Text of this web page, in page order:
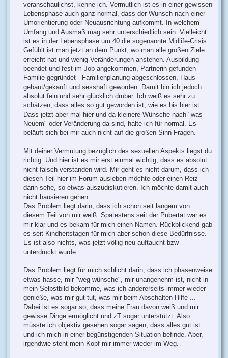
veranschaulichst, kenne ich. Vermutlich ist es in einer gewissen
Lebensphase auch ganz normal, dass der Wunsch nach einer
Umorientierung oder Neuausrichtung aufkommt. In welchem
Umfang und Ausmaß mag sehr unterschiedlich sein. Vielleicht
ist es in der Lebensphase um 40 die sogenannte Midlife-Crisis.
Gefühlt ist man jetzt an dem Punkt, wo man alle großen Ziele
erreicht hat und wenig Veränderungen anstehen. Ausbildung
beendet und fest im Job angekommen, Partnerin gefunden -
Familie gegründet - Familienplanung abgeschlossen, Haus
gebaut/gekauft und sesshaft geworden. Damit bin ich jedoch
absolut fein und sehr glücklich drüber. Ich weiß es sehr zu
schätzen, dass alles so gut geworden ist, wie es bis hier ist.
Dass jetzt aber mal hier und da kleinere Wünsche nach "was
Neuem" oder Veränderung da sind, halte ich für normal. Es
beläuft sich bei mir auch nicht auf die großen Sinn-Fragen.
Mit deiner Vermutung bezüglich des sexuellen Aspekts liegst du
richtig. Und hier ist es mir erst einmal wichtig, dass es absolut
nicht falsch verstanden wird. Mir geht es nicht darum, dass ich
diesen Teil hier im Forum ausleben möchte oder einen Reiz
darin sehe, so etwas auszudiskutieren. Ich möchte damit auch
nicht hausieren gehen.
Das Problem liegt darin, dass ich schon seit langem von
diesem Teil von mir weiß. Spätestens seit der Pubertät war es
mir klar und es bekam für mich einen Namen. Rückblickend gab
es seit Kindheitstagen für mich aber schon diese Bedürfnisse.
Es ist also nichts, was jetzt völlig neu auftaucht bzw
unterdrückt wurde.
Das Problem liegt für mich schlicht darin, dass ich phasenweise
etwas hasse, mir "weg-wünsche", mir unangenehm ist, nicht in
mein Selbstbild bekomme, was ich andererseits immer wieder
genieße, was mir gut tut, was mir beim Abschalten Hilfe ...
Dabei ist es sogar so, dass meine Frau davon weiß und mir
gewisse Dinge ermöglicht und zT sogar unterstützt. Also
müsste ich objektiv gesehen sogar sagen, dass alles gut ist
und ich mich in einer begünstigenden Situation befinde. Aber,
irgendwie steht mein Kopf mir immer wieder im Weg.